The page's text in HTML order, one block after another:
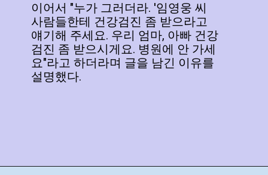
이어서 "누가 그러더라. '임영웅 씨
사람들한테 건강검진 좀 받으라고
얘기해 주세요. 우리 엄마, 아빠 건강
검진 좀 받으시게요. 병원에 안 가세
요"라고 하더라며 글을 남긴 이유를
설명했다.